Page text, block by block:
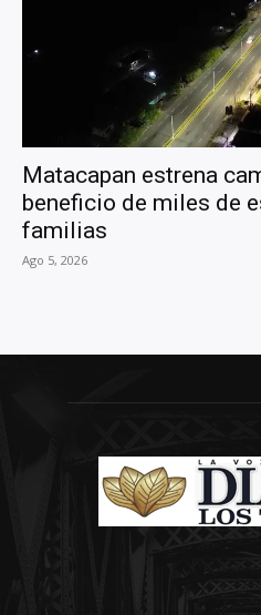
Matacapan estrena
beneficio de miles de
familias
Ago 5, 2026